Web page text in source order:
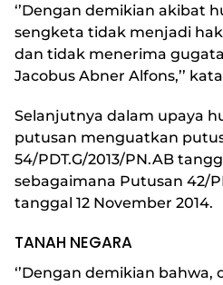
‘’Dengan demikian akibat
sengketa tidak menjadi
dan tidak menerima
Jacobus Abner Alfons,’’
Selanjutnya dalam upaya
putusan menguatkan
54/PDT.G/2013/PN.AB
sebagaimana Putusan 42/
tanggal 12 November 2014.
TANAH NEGARA
‘’Dengan demikian